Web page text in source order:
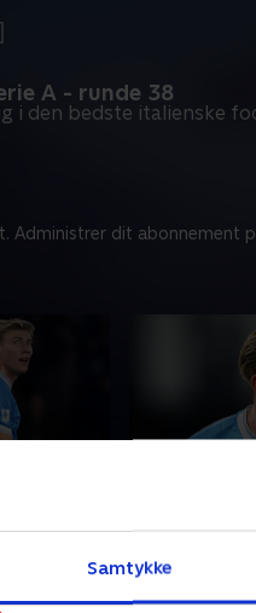
Samtykke
A - runde 38
i den bedste italienske
Administrer dit abonnement
i den
lige nu.
Full Impact
Vi giver dig
verdens